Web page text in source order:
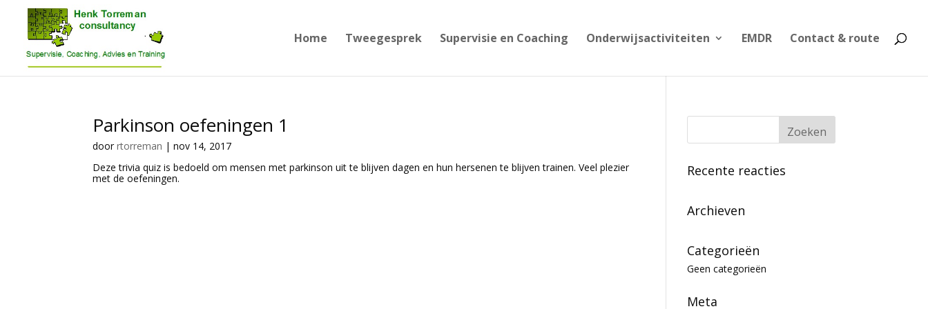
Home Tweegesprek Supervisie en Coaching Onderwijsactiviteiten EMDR Contact & route
Parkinson oefeningen 1
doorrtorreman |nov 14, 2017
Deze trivia quiz is bedoeld om mensen met parkinson uit te blijven dagen en hun hersenen te blijven trainen. Veel plezier
met de oefeningen.
Recente reacties
Archieven
Categorieën
Geen categorieën
Meta